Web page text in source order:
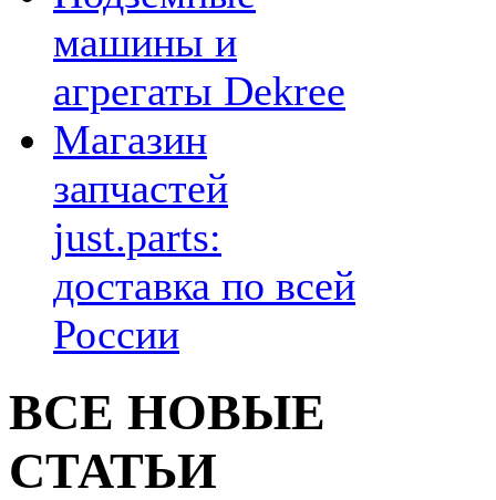
машины и
агрегаты Dekree
Магазин
запчастей
just.parts:
доставка по всей
России
ВСЕ НОВЫЕ
СТАТЬИ